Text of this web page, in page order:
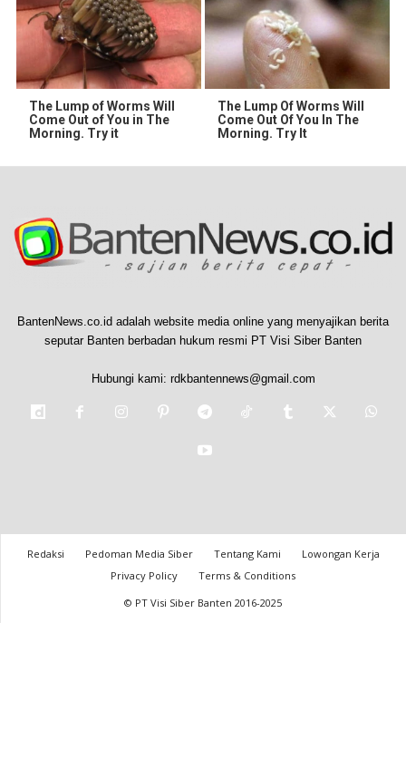
The Lump of Worms Will
Come Out of You in The
Morning. Try it
The Lump Of Worms Will
Come Out Of You In The
Morning. Try It
BantenNews.co.id adalah website media online yang menyajikan berita
seputar Banten berbadan hukum resmi PT Visi Siber Banten
Hubungi kami: rdkbantennews@gmail.com
Redaksi Pedoman Media Siber Tentang Kami
Lowongan Kerja
Privacy Policy
Terms & Conditions
© PT Visi Siber Banten 2016-2025